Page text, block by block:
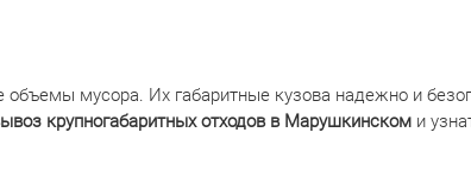
мусора. Их габаритные кузова надежно и
крупногабаритных отходов в Марушкинском и